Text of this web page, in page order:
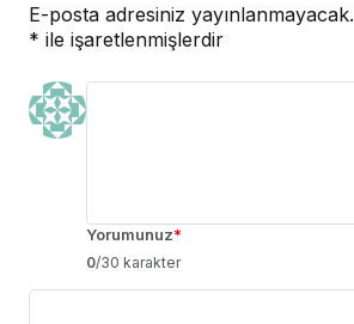
E-posta adresiniz yayınlanmayacak.
* ile işaretlenmişlerdir
Yorumunuz*
0/30 karakter